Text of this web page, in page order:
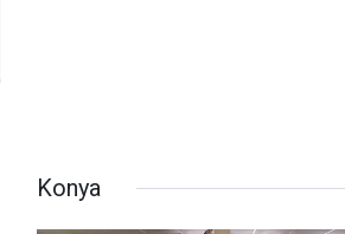
Konya